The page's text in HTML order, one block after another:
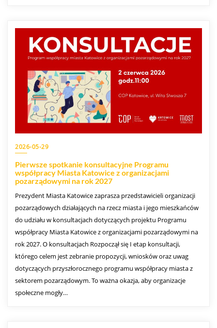
2026-05-29
Pierwsze spotkanie konsultacyjne Programu
współpracy Miasta Katowice z organizacjami
pozarządowymi na rok 2027
Prezydent Miasta Katowice zaprasza przedstawicieli organizacji
pozarządowych działających na rzecz miasta i jego mieszkańców
do udziału w konsultacjach dotyczących projektu Programu
współpracy Miasta Katowice z organizacjami pozarządowymi na
rok 2027. O konsultacjach Rozpoczął się I etap konsultacji,
którego celem jest zebranie propozycji, wniosków oraz uwag
dotyczących przyszłorocznego programu współpracy miasta z
sektorem pozarządowym. To ważna okazja, aby organizacje
społeczne mogły…